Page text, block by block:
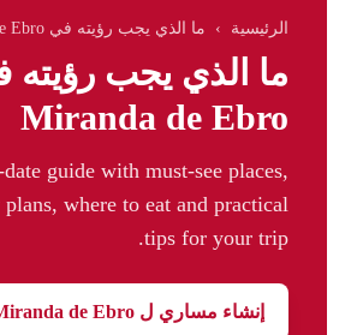
الرئيسية › ما الذي يجب رؤيته في Miranda de Ebro
ما الذي يجب رؤيته
Miranda de Ebro
guide with must-see places,
where to eat and practical
tips for your trip.
إنشاء مساري ل Miranda de Ebro